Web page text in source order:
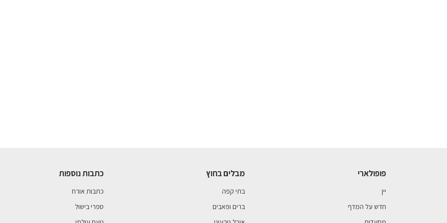
פופולארי
יין
חדש על המדף
מבלים בחוץ
בתי קפה
ברים ופאבים
כתבות נוספות
כתבות אורח
ספרי בישול